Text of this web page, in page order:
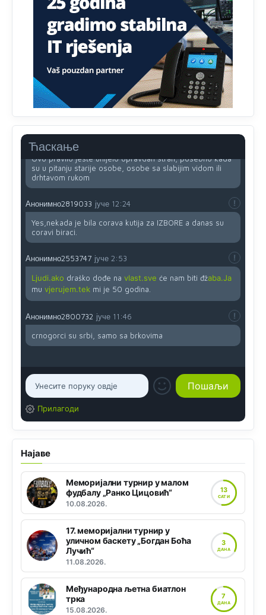
Ћаскање
Анонимно2818605 јуче 11:34
Najveći dio populacije starije od 65 godina uopšte ne
koristi internet, niti ima pristup računarima
Анонимно2818605 јуче
Uvođenje pravila da se umjesto dosadašnjeg znaka "X"
(krstića) kružić ispred kandidata mora u potpunosti
obojiti (popuniti) uvedeno je isključivo zbog tehničkih
Ovo pravilo jeste unijelo opravdan strah, posebno kada
su u pitanju starije osobe, osobe sa slabijim vidom ili
drhtavom rukom
Анонимно2819033 јуче 12:24
Yes,nekada je bila corava kutija za IZBORE a danas su
coravi biraci.
Анонимно2553747 јуче 2:53
Ljudi.ako draško dođe na vlast.sve će nam biti đžaba.Ja
mu vjerujem.tek mi je 50 godina.
Анонимно2800732 јуче 11:46
crnogorci su srbi, samo sa brkovima
Прилагоди
Најаве
Меморијални турнир у малом
фудбалу „Ранко Цицовић“
10.08.2026.
13
САТИ
17. меморијални турнир у
уличном баскету „Богдан Боћа
Лучић“
11.08.2026.
3
ДАНА
Међународна љетна биатлон
трка
15.08.2026.
7
ДАНА